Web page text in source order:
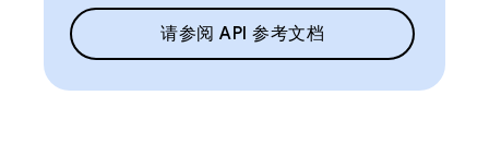
请参阅 API 参考文档